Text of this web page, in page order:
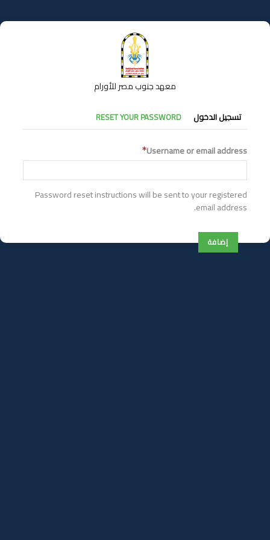
إلى
المحتوى
معهد جنوب مصر للأورام
التبويبات
الأساسية
تسجيل الدخول RESET YOUR PASSWORD
Username or email address
Password reset instructions will be sent to your registered
email address.